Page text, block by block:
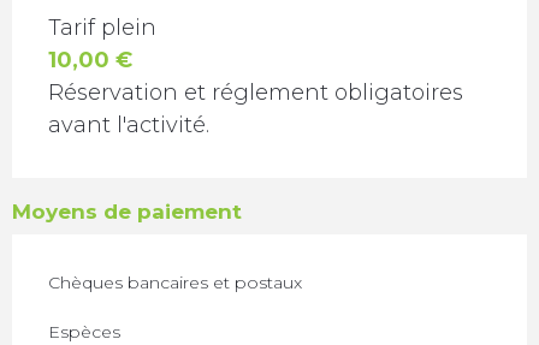
TARIFS 2026
Tarif plein
10,00 €
Réservation et réglement obligatoires
avant l'activité.
Moyens de paiement
Chèques bancaires et postaux
Espèces